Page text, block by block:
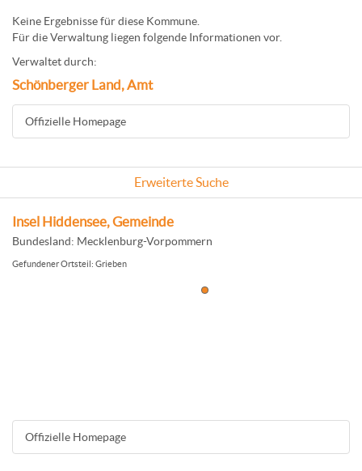
Keine Ergebnisse für diese Kommune.
Für die Verwaltung liegen folgende Informationen vor.
Verwaltet durch:
Schönberger Land, Amt
Offizielle Homepage
Erweiterte Suche
Insel Hiddensee, Gemeinde
Bundesland: Mecklenburg-Vorpommern
Gefundener Ortsteil: Grieben
Offizielle Homepage